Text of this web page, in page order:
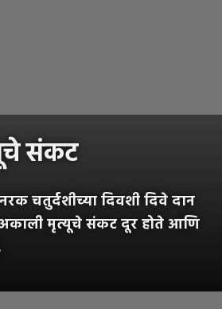
संकट
चतुर्दशीच्या दिवशी दिवे दान
मृत्यूचे संकट दूर होते आणि